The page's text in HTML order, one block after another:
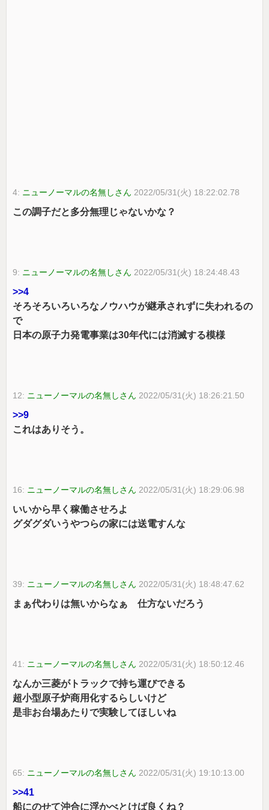
4: ニューノーマルの名無しさん 2022/05/31(火) 18:22:02.78
この調子だと多分無理じゃないかな？
9: ニューノーマルの名無しさん 2022/05/31(火) 18:24:48.43
>>4
そろそろいろいろなノウハウが継承されずに失われるの
で
日本の原子力発電事業は30年代には消滅する模様
12: ニューノーマルの名無しさん 2022/05/31(火) 18:26:21.50
>>9
これはありそう。
16: ニューノーマルの名無しさん 2022/05/31(火) 18:29:06.98
いいから早く稼働させろよ
グダグダいうやつらの家には送電すんな
39: ニューノーマルの名無しさん 2022/05/31(火) 18:48:47.62
まぁ代わりは無いからなぁ 仕方ないだろう
41: ニューノーマルの名無しさん 2022/05/31(火) 18:50:12.46
なんか三菱がトラックで持ち運びできる
超小型原子炉商用化するらしいけど
是非お台場あたりで実験してほしいね
65: ニューノーマルの名無しさん 2022/05/31(火) 19:10:13.00
>>41
船にのせて沖合に浮かべとけば良くね？